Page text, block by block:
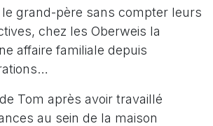
le grand-père sans compter leurs
chez les Oberweis la
affaire familiale depuis
Tom après avoir travaillé
au sein de la maison